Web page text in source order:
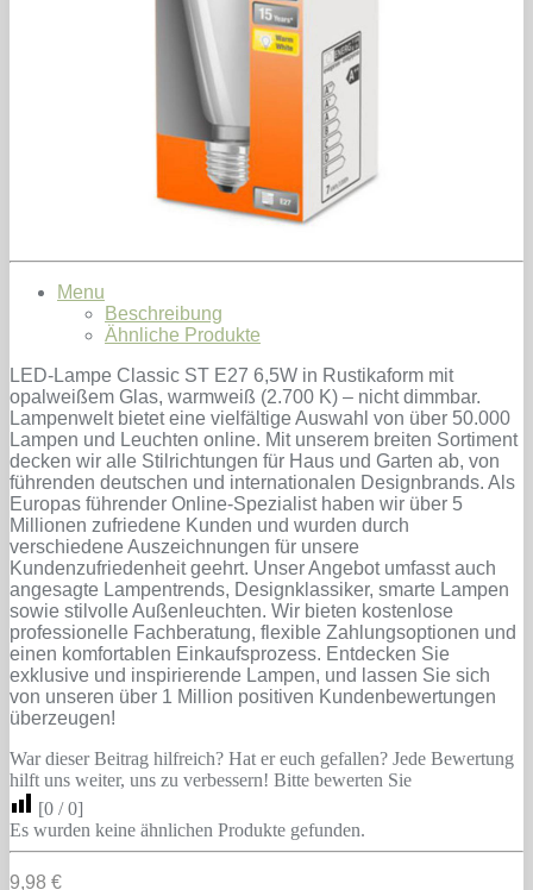
Menu
Beschreibung
Ähnliche Produkte
LED-Lampe Classic ST E27 6,5W in Rustikaform mit
opalweißem Glas, warmweiß (2.700 K) – nicht dimmbar.
Lampenwelt bietet eine vielfältige Auswahl von über 50.000
Lampen und Leuchten online. Mit unserem breiten Sortiment
decken wir alle Stilrichtungen für Haus und Garten ab, von
führenden deutschen und internationalen Designbrands. Als
Europas führender Online-Spezialist haben wir über 5
Millionen zufriedene Kunden und wurden durch
verschiedene Auszeichnungen für unsere
Kundenzufriedenheit geehrt. Unser Angebot umfasst auch
angesagte Lampentrends, Designklassiker, smarte Lampen
sowie stilvolle Außenleuchten. Wir bieten kostenlose
professionelle Fachberatung, flexible Zahlungsoptionen und
einen komfortablen Einkaufsprozess. Entdecken Sie
exklusive und inspirierende Lampen, und lassen Sie sich
von unseren über 1 Million positiven Kundenbewertungen
überzeugen!
War dieser Beitrag hilfreich? Hat er euch gefallen? Jede Bewertung
hilft uns weiter, uns zu verbessern! Bitte bewerten Sie
[0 /0]
Es wurden keine ähnlichen Produkte gefunden.
9,98 €